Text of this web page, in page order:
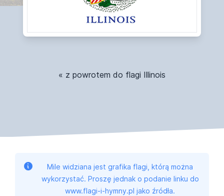
« z powrotem do flagi Illinois
Mile widziana jest grafika flagi, którą można
wykorzystać. Proszę jednak o podanie linku do
www.flagi-i-hymny.pl jako źródła.